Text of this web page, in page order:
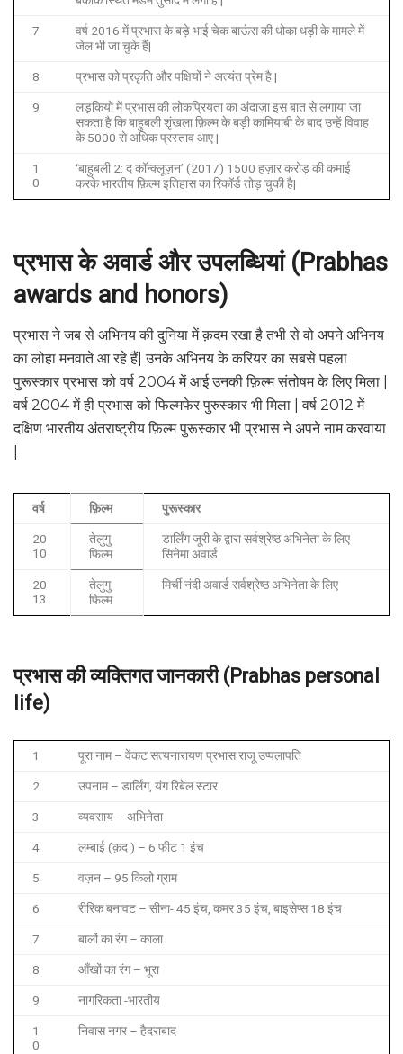
7
वर्ष 2016 में प्रभास के बड़े भाई चेक बाऊंस की धोका धड़ी के मामले में
जेल भी जा चुके हैं|
8 प्रभास को प्रकृति और पक्षियों ने अत्यंत प्रेम है |
9
लड़कियों में प्रभास की लोकप्रियता का अंदाज़ा इस बात से लगाया जा
सकता है कि बाहुबली शृंखला फ़िल्म के बड़ी कामियाबी के बाद उन्हें विवाह
के 5000 से अधिक प्रस्ताव आए |
1
0
‘बाहुबली 2: द कॉन्क्लूज़न’ (2017) 1500 हज़ार करोड़ की कमाई
करके भारतीय फ़िल्म इतिहास का रिकॉर्ड तोड़ चुकी है|
प्रभास के अवार्ड और उपलब्धियां (Prabhas
awards and honors)
प्रभास ने जब से अभिनय की दुनिया में क़दम रखा है तभी से वो अपने अभिनय
का लोहा मनवाते आ रहे हैं| उनके अभिनय के करियर का सबसे पहला
पुरूस्कार प्रभास को वर्ष 2004 में आई उनकी फ़िल्म संतोषम के लिए मिला |
वर्ष 2004 में ही प्रभास को फिल्मफेर पुरुस्कार भी मिला | वर्ष 2012 में
दक्षिण भारतीय अंतराष्ट्रीय फ़िल्म पुरूस्कार भी प्रभास ने अपने नाम करवाया
वर्ष फ़िल्म पुरूस्कार
20
10
तेलुगु
फ़िल्म
डार्लिंग जूरी के द्वारा सर्वश्रेष्ठ अभिनेता के लिए
सिनेमा अवार्ड
20
13
तेलुगु
फिल्म
मिर्ची नंदी अवार्ड सर्वश्रेष्ठ अभिनेता के लिए
प्रभास की व्यक्तिगत जानकारी (Prabhas personal
life)
1 पूरा नाम – वेंकट सत्यनारायण प्रभास राजू उप्पलापति
2 उपनाम – डार्लिंग, यंग रिबेल स्टार
3 व्यवसाय – अभिनेता
4 लम्बाई (क़द ) – 6 फीट 1 इंच
5 वज़न – 95 किलो ग्राम
6 रीरिक बनावट – सीना- 45 इंच, कमर 35 इंच, बाइसेप्स 18 इंच
7 बालों का रंग – काला
8 आँखों का रंग – भूरा
9 नागरिकता -भारतीय
1
0
निवास नगर – हैदराबाद